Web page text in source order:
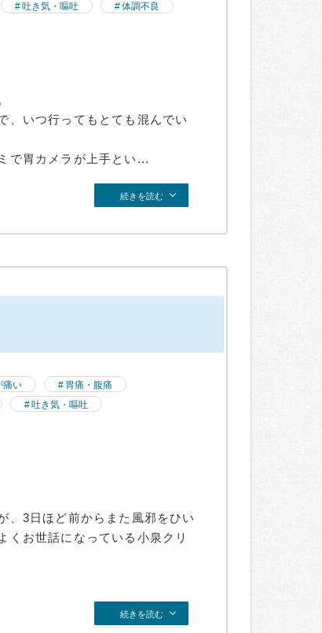
吐き気・嘔吐
体調不良
、いつ行ってもとても混んでい
で胃カメラが上手とい...
続きを読む
痛い
胃痛・腹痛
吐き気・嘔吐
、3日ほど前からまた風邪をひい
くお世話になっている小泉クリ
続きを読む